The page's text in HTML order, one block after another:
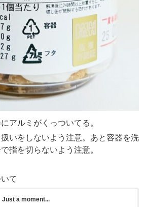
アルミがくっついてる。
いをしないよう注意。あと容器を洗
指を切らないよう注意。
て
Just a moment...